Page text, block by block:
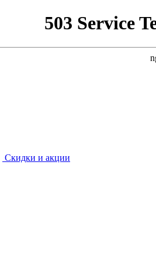
503 Service
Скидки и акции